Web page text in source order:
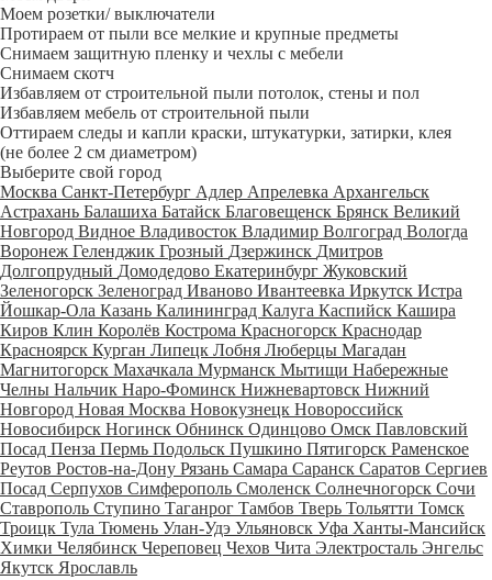
Моем розетки/ выключатели
Протираем от пыли все мелкие и крупные предметы
Снимаем защитную пленку и чехлы с мебели
Снимаем скотч
Избавляем от строительной пыли потолок, стены и пол
Избавляем мебель от строительной пыли
Оттираем следы и капли краски, штукатурки, затирки, клея
(не более 2 см диаметром)
Выберите свой город
Москва Санкт-Петербург Адлер Апрелевка Архангельск
Астрахань Балашиха Батайск Благовещенск Брянск Великий
Новгород Видное Владивосток Владимир Волгоград Вологда
Воронеж Геленджик Грозный Дзержинск Дмитров
Долгопрудный Домодедово Екатеринбург Жуковский
Зеленогорск Зеленоград Иваново Ивантеевка Иркутск Истра
Йошкар-Ола Казань Калининград Калуга Каспийск Кашира
Киров Клин Королёв Кострома Красногорск Краснодар
Красноярск Курган Липецк Лобня Люберцы Магадан
Магнитогорск Махачкала Мурманск Мытищи Набережные
Челны Нальчик Наро-Фоминск Нижневартовск Нижний
Новгород Новая Москва Новокузнецк Новороссийск
Новосибирск Ногинск Обнинск Одинцово Омск Павловский
Посад Пенза Пермь Подольск Пушкино Пятигорск Раменское
Реутов Ростов-на-Дону Рязань Самара Саранск Саратов Сергиев
Посад Серпухов Симферополь Смоленск Солнечногорск Сочи
Ставрополь Ступино Таганрог Тамбов Тверь Тольятти Томск
Троицк Тула Тюмень Улан-Удэ Ульяновск Уфа Ханты-Мансийск
Химки Челябинск Череповец Чехов Чита Электросталь Энгельс
Якутск Ярославль